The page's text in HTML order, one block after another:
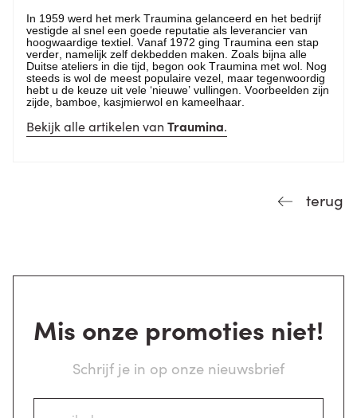
In 1959 werd het merk Traumina gelanceerd en het bedrijf
vestigde al snel een goede reputatie als leverancier van
hoogwaardige textiel. Vanaf 1972 ging Traumina een stap
verder, namelijk zelf dekbedden maken. Zoals bijna alle
Duitse ateliers in die tijd, begon ook Traumina met wol. Nog
steeds is wol de meest populaire vezel, maar tegenwoordig
hebt u de keuze uit vele ‘nieuwe’ vullingen. Voorbeelden zijn
zijde, bamboe, kasjmierwol en kameelhaar.
Bekijk alle artikelen van Traumina.
terug
Mis onze promoties niet!
Schrijf je in op onze nieuwsbrief